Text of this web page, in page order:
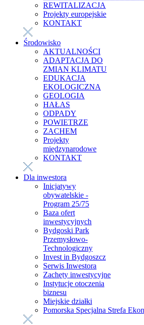
REWITALIZACJA
Projekty europejskie
KONTAKT
Środowisko
AKTUALNOŚCI
ADAPTACJA DO
ZMIAN KLIMATU
EDUKACJA
EKOLOGICZNA
GEOLOGIA
HAŁAS
ODPADY
POWIETRZE
ZACHEM
Projekty
międzynarodowe
KONTAKT
Dla inwestora
Inicjatywy
obywatelskie -
Program 25/75
Baza ofert
inwestycyjnych
Bydgoski Park
Przemysłowo-
Technologiczny
Invest in Bydgoszcz
Serwis Inwestora
Zachęty inwestycyjne
Instytucje otoczenia
biznesu
Miejskie działki
Pomorska Specjalna Strefa